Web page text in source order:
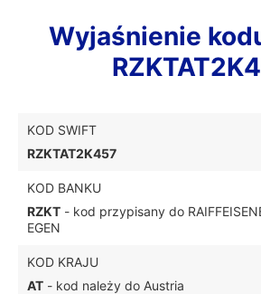
Wyjaśnienie
KOD SWIFT
RZKTAT2K457
KOD BANKU
RZKT - kod przypisany do
EGEN
KOD KRAJU
AT - kod należy do Austria